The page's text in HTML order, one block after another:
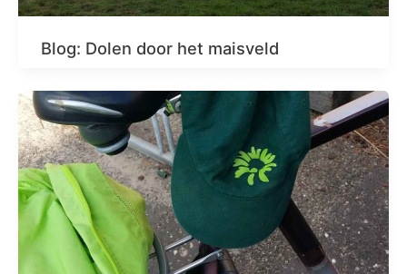
Blog: Dolen door het maisveld